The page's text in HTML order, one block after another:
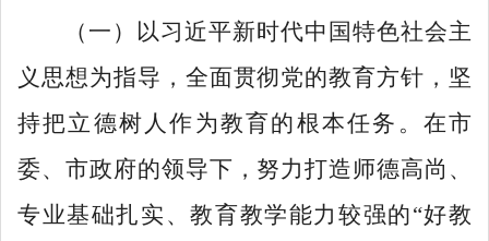
（一）以习近平新时代中国特色社会主
义思想为指导，全面贯彻党的教育方针，坚
持把立德树人作为教育的根本任务。在市
委、市政府的领导下，努力打造师德高尚、
专业基础扎实、教育教学能力较强的“好教